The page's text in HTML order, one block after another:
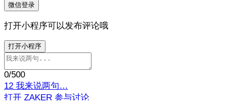
微信登录
打开小程序可以发布评论哦
打开小程序
0/500
12 我来说两句…
打开 ZAKER 参与讨论